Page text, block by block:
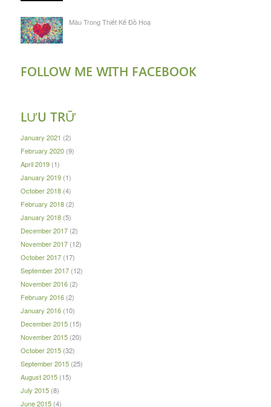
Màu Trong Thiết Kế Đồ Hoạ
FOLLOW ME WITH FACEBOOK
LƯU TRỮ
January 2021 (2)
February 2020(9)
April 2019(1)
January 2019(1)
October 2018(4)
February 2018(2)
January 2018(5)
December 2017(2)
November 2017(12)
October 2017(17)
September 2017(12)
November 2016(2)
February 2016(2)
January 2016(10)
December 2015(15)
November 2015(20)
October 2015(32)
September 2015(25)
August 2015(15)
July 2015(8)
June 2015(4)